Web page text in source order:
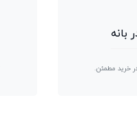
خرید مطمئن.